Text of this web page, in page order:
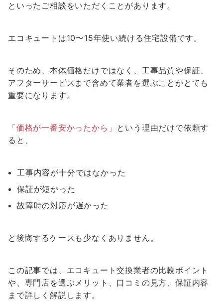
といったご相談をいただくことがあります。
エコキュートは10〜15年使い続ける住宅設備です。
そのため、本体価格だけではなく、工事品質や保証、
アフターサービスまで含めて業者を選ぶことがとても
重要になります。
「価格が一番安かったから」 という理由だけで依頼す
ると、
工事内容が十分ではなかった
保証が短かった
故障時の対応が遅かった
と後悔するケースも少なくありません。
この記事では、エコキュート交換業者の比較ポイント
や、専門店を選ぶメリット、口コミの見方、保証内容
まで詳しく解説します。